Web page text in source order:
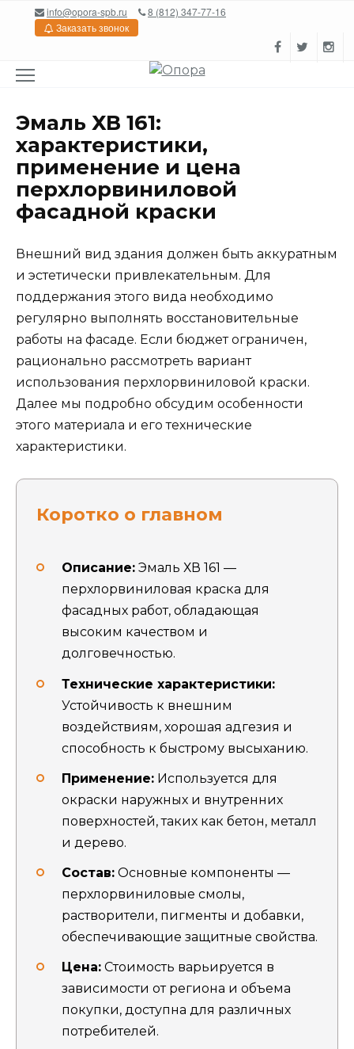
Перейтиinfo@opora-spb.ru
8 (812) 347-77-16
Заказать звонок
Эмаль ХВ 161:
характеристики,
применение и цена
перхлорвиниловой
фасадной краски
Внешний вид здания должен быть аккуратным
и эстетически привлекательным. Для
поддержания этого вида необходимо
регулярно выполнять восстановительные
работы на фасаде. Если бюджет ограничен,
рационально рассмотреть вариант
использования перхлорвиниловой краски.
Далее мы подробно обсудим особенности
этого материала и его технические
характеристики.
Коротко о главном
Описание: Эмаль ХВ 161 —
перхлорвиниловая краска для
фасадных работ, обладающая
высоким качеством и
долговечностью.
Технические характеристики:
Устойчивость к внешним
воздействиям, хорошая адгезия и
способность к быстрому высыханию.
Применение: Используется для
окраски наружных и внутренних
поверхностей, таких как бетон, металл
и дерево.
Состав: Основные компоненты —
перхлорвиниловые смолы,
растворители, пигменты и добавки,
обеспечивающие защитные свойства.
Цена: Стоимость варьируется в
зависимости от региона и объема
покупки, доступна для различных
потребителей.